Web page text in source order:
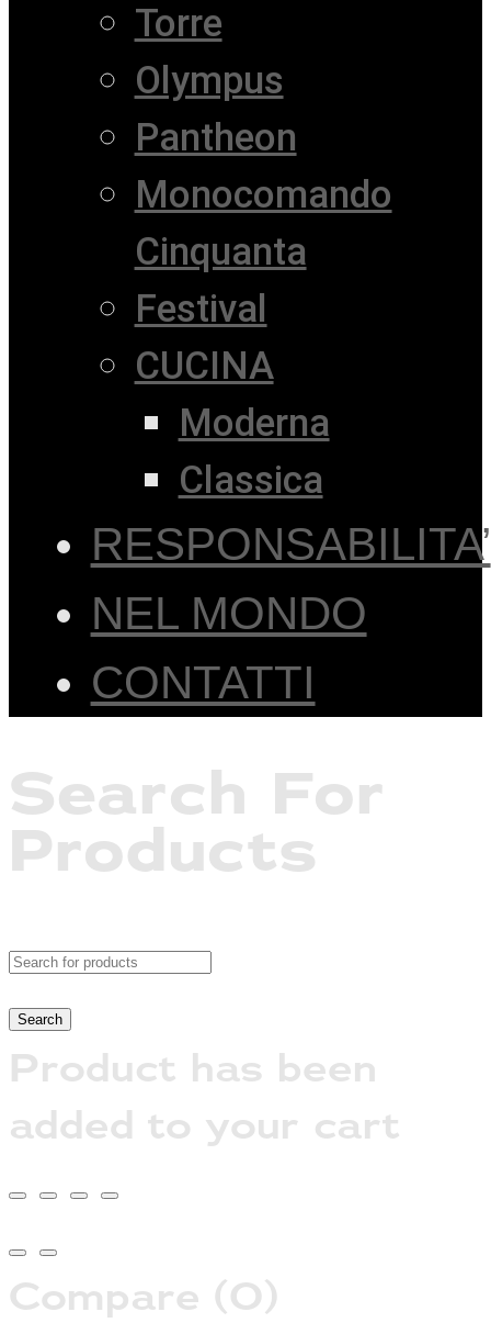
Torre
Olympus
Pantheon
Monocomando
Cinquanta
Festival
CUCINA
Moderna
Classica
RESPONSABILITA’
NEL MONDO
CONTATTI
Search For
Products
Product has been
added to your cart
Compare (0)